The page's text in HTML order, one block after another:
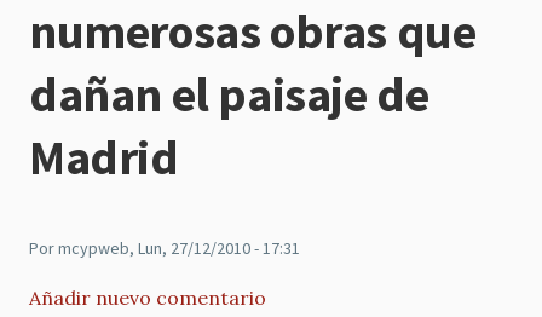
navegación
numerosas obras que
dañan el paisaje de
Madrid
Pormcypweb, Lun, 27/12/2010 - 17:31
Añadir nuevo comentario